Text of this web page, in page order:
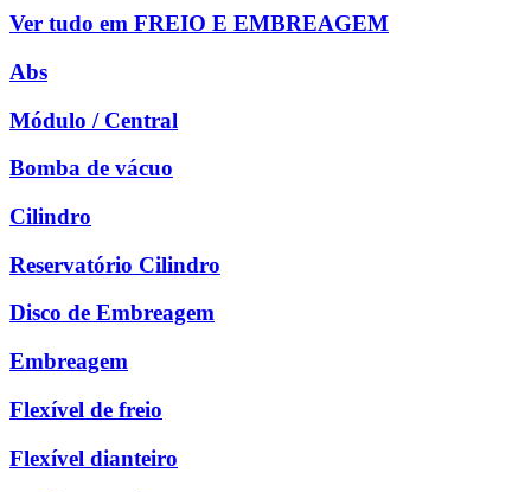
Ver tudo em FREIO E EMBREAGEM
Abs
Módulo / Central
Bomba de vácuo
Cilindro
Reservatório Cilindro
Disco de Embreagem
Embreagem
Flexível de freio
Flexível dianteiro